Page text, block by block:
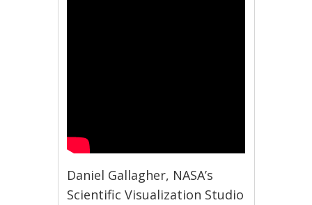
Daniel Gallagher, NASA’s
Scientific Visualization Studio